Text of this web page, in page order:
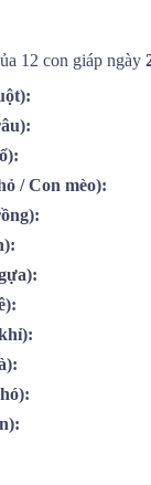
12 con giáp ngày
:
:
:
/ Con mèo):
:
:
:
:
:
:
:
: